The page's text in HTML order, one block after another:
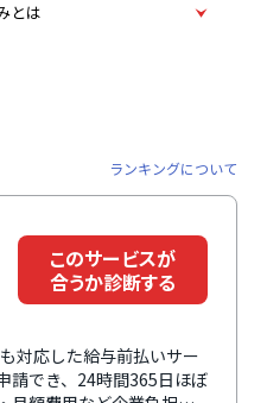
とは
ランキングについて
このサービスが
合うか診断する
対応した給与前払いサー
請でき、24時間365日ほぼ